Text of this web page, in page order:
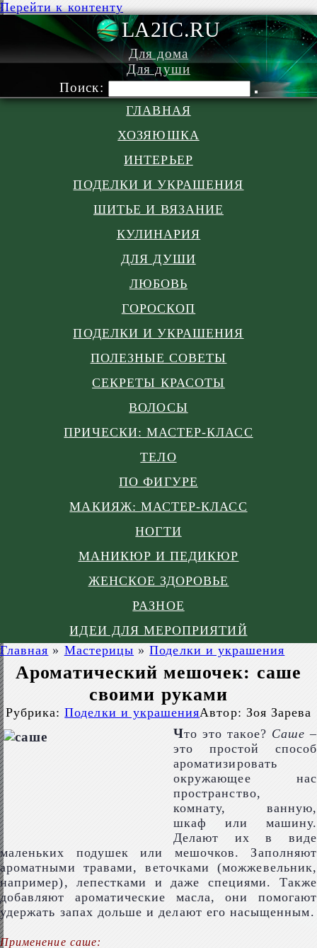
Перейти к контенту
LA2IC.RU
Для дома
Для души
Поиск:
ГЛАВНАЯ
ХОЗЯЮШКА
ИНТЕРЬЕР
ПОДЕЛКИ И УКРАШЕНИЯ
ШИТЬЕ И ВЯЗАНИЕ
КУЛИНАРИЯ
ДЛЯ ДУШИ
ЛЮБОВЬ
ГОРОСКОП
ПОДЕЛКИ И УКРАШЕНИЯ
ПОЛЕЗНЫЕ СОВЕТЫ
СЕКРЕТЫ КРАСОТЫ
ВОЛОСЫ
ПРИЧЕСКИ: МАСТЕР-КЛАСС
ТЕЛО
ПО ФИГУРЕ
МАКИЯЖ: МАСТЕР-КЛАСС
НОГТИ
МАНИКЮР И ПЕДИКЮР
ЖЕНСКОЕ ЗДОРОВЬЕ
РАЗНОЕ
ИДЕИ ДЛЯ МЕРОПРИЯТИЙ
Главная » Мастерицы » Поделки и украшения
Ароматический мешочек: саше
своими руками
Рубрика: Поделки и украшенияАвтор: Зоя Зарева
Что это такое? Саше –
это простой способ
ароматизировать
окружающее нас
пространство,
комнату, ванную,
шкаф или машину.
Делают их в виде
маленьких подушек или мешочков. Заполняют
ароматными травами, веточками (можжевельник,
например), лепестками и даже специями. Также
добавляют ароматические масла, они помогают
удержать запах дольше и делают его насыщенным.
Применение саше: